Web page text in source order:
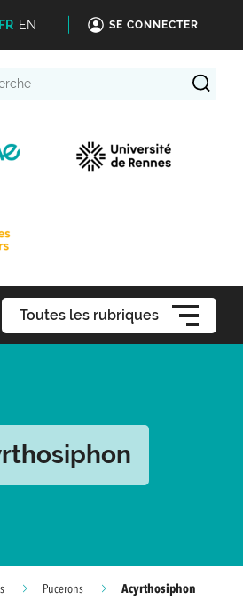
FR EN SE CONNECTER
Toutes les rubriques
Pucerons Acyrthosiphon